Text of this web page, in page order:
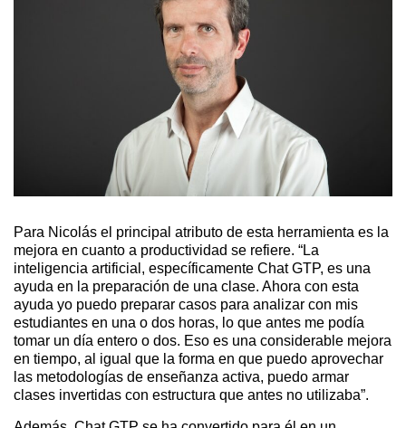
Para Nicolás el principal atributo de esta herramienta es la
mejora en cuanto a productividad se refiere. “La
inteligencia artificial, específicamente Chat GTP, es una
ayuda en la preparación de una clase. Ahora con esta
ayuda yo puedo preparar casos para analizar con mis
estudiantes en una o dos horas, lo que antes me podía
tomar un día entero o dos. Eso es una considerable mejora
en tiempo, al igual que la forma en que puedo aprovechar
las metodologías de enseñanza activa, puedo armar
clases invertidas con estructura que antes no utilizaba”.